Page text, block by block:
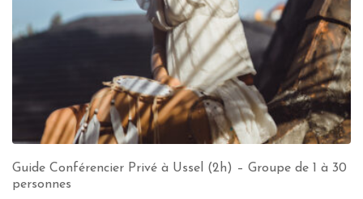
Guide Conférencier Privé à Ussel (2h) – Groupe de 1 à 30
personnes